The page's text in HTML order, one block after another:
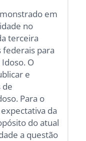
em
no
terceira
federais para
O
e
de
Para o
da
do atual
a questão